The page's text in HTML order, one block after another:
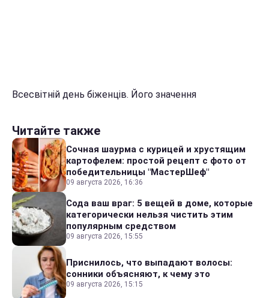
Всесвітній день біженців. Його значення
Читайте также
Сочная шаурма с курицей и хрустящим
картофелем: простой рецепт с фото от
победительницы "МастерШеф"
09 августа 2026, 16:36
Сода ваш враг: 5 вещей в доме, которые
категорически нельзя чистить этим
популярным средством
09 августа 2026, 15:55
Приснилось, что выпадают волосы:
сонники объясняют, к чему это
09 августа 2026, 15:15